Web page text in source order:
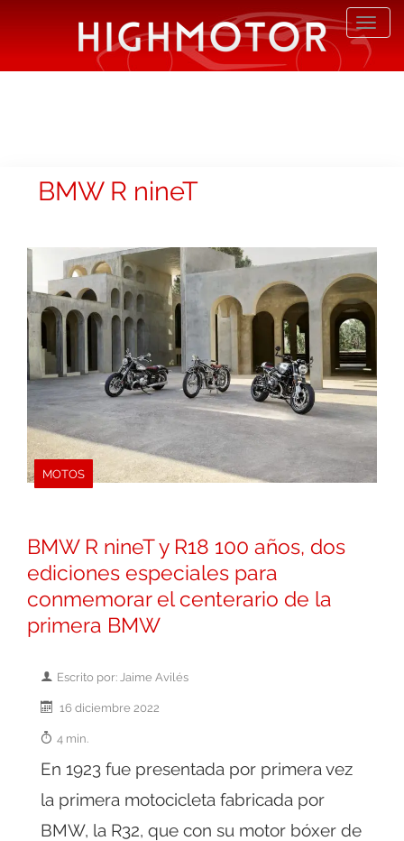
BMW R nineT
MOTOS
BMW R nineT y R18 100 años, dos
ediciones especiales para
conmemorar el centerario de la
primera BMW
Escrito por: Jaime Avilés
16 diciembre 2022
4 min.
En 1923 fue presentada por primera vez
la primera motocicleta fabricada por
BMW, la R32, que con su motor bóxer de